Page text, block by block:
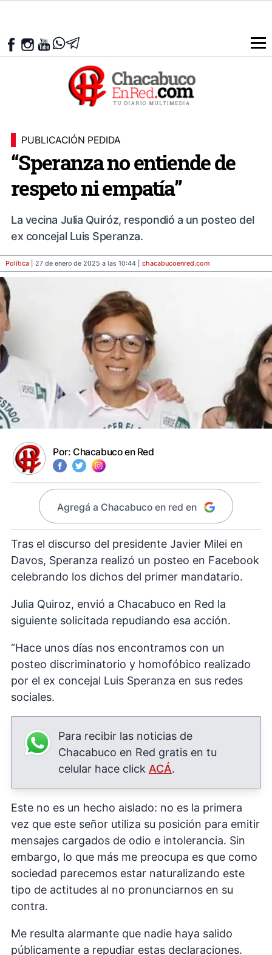
PUBLICACIÓN PEDIDA
“Speranza no entiende de
respeto ni empatía”
La vecina Julia Quiróz, respondió a un posteo del
ex concejal Luis Speranza.
Política | 27 de enero de 2025 a las 10:44 | chacabucoenred.com
Por: Chacabuco en Red
Agregá a Chacabuco en red en
Tras el discurso del presidente Javier Milei en
Davos, Speranza realizó un posteo en Facebook
celebrando los dichos del primer mandatario.
Julia Quiroz, envió a Chacabuco en Red la
siguiente solicitada repudiando esa acción.
“Hace unos días nos encontramos con un
posteo discriminatorio y homofóbico realizado
por el ex concejal Luis Speranza en sus redes
sociales.
Para recibir las noticias de
Chacabuco en Red gratis en tu
celular hace click ACÁ.
Este no es un hecho aislado: no es la primera
vez que este señor utiliza su posición para emitir
mensajes cargados de odio e intolerancia. Sin
embargo, lo que más me preocupa es que como
sociedad parecemos estar naturalizando este
tipo de actitudes al no pronunciarnos en su
contra.
Me resulta alarmante que nadie haya salido
públicamente a repudiar estas declaraciones.